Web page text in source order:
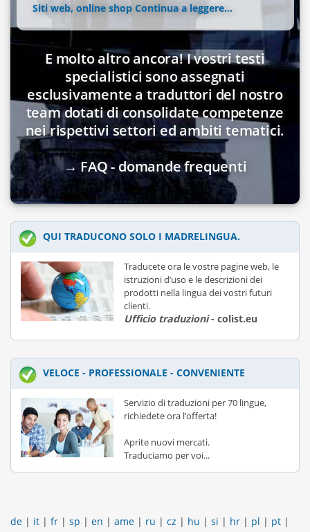
Siti web, online shop Continua a leggere...
E molto altro ancora! I vostri testi
specialistici sono assegnati
esclusivamente a traduttori del nostro
team dotati di consolidate competenze
nei rispettivi settori ed ambiti tematici.
→ FAQ - domande frequenti
QUI TRADUCONO SOLO I MADRELINGUA.
Traducete ora le vostre pagine web, le
istruzioni d’uso e le descrizioni dei
prodotti nella lingua dei vostri futuri
clienti.
Ufficio traduzioni- colist.eu
VELOCE - PROFESSIONALE - CONVENIENTE
Servizio di traduzioni per 70 lingue,
richiedete ora l’offerta!
Aprite nuovi mercati.
Traduciamo per voi...
de | it | fr | sp | en | ame | ru | cz | hu | si | hr | pl | pt |